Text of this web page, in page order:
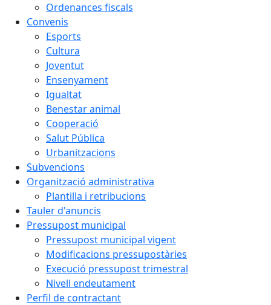
Ordenances fiscals
Convenis
Esports
Cultura
Joventut
Ensenyament
Igualtat
Benestar animal
Cooperació
Salut Pública
Urbanitzacions
Subvencions
Organització administrativa
Plantilla i retribucions
Tauler d'anuncis
Pressupost municipal
Pressupost municipal vigent
Modificacions pressupostàries
Execució pressupost trimestral
Nivell endeutament
Perfil de contractant